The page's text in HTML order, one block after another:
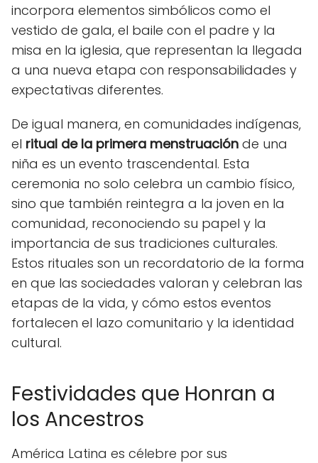
incorpora elementos simbólicos como el
vestido de gala, el baile con el padre y la
misa en la iglesia, que representan la llegada
a una nueva etapa con responsabilidades y
expectativas diferentes.
De igual manera, en comunidades indígenas,
el ritual de la primera menstruación de una
niña es un evento trascendental. Esta
ceremonia no solo celebra un cambio físico,
sino que también reintegra a la joven en la
comunidad, reconociendo su papel y la
importancia de sus tradiciones culturales.
Estos rituales son un recordatorio de la forma
en que las sociedades valoran y celebran las
etapas de la vida, y cómo estos eventos
fortalecen el lazo comunitario y la identidad
cultural.
Festividades que Honran a
los Ancestros
América Latina es célebre por sus